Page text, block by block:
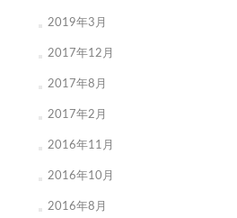
2019年3月
2017年12月
2017年8月
2017年2月
2016年11月
2016年10月
2016年8月